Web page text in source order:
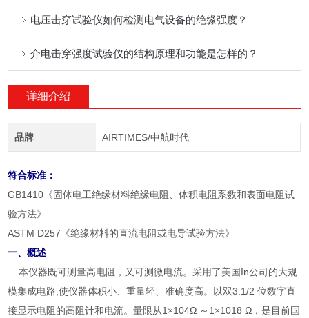
电压击穿试验仪如何检测电气设备的绝缘强度？
介电击穿强度试验仪的结构原理和功能是怎样的？
详细介绍
品牌 AIRTIMES/中航时代
符合标准：
GB1410《固体电工绝缘材料绝缘电阻、体积电阻系数和表面电阻试
验方法》
ASTM D257《绝缘材料的直流电阻或电导试验方法》
一、概述
本仪器既可测量高电阻，又可测微电流。采用了美国In公司的大规
模集成电路,使仪器体积小、重量轻、准确度高。以双3.1/2 位数字直
接显示电阻的高阻计和电流。量限从1×104Ω ～1×1018 Ω，是目前国